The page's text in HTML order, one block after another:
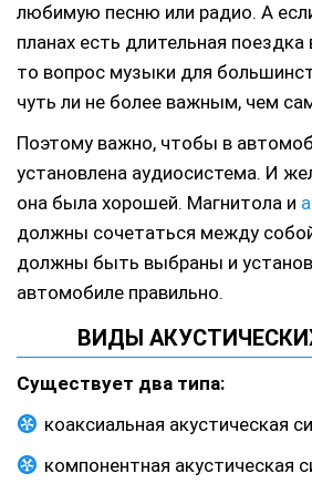
любимую песню или радио. А
планах есть длительная
то вопрос музыки для
чуть ли не более важным, чем
Поэтому важно, чтобы в
установлена аудиосистема. И
она была хорошей. Магнитола и
должны сочетаться между
должны быть выбраны и
автомобиле правильно.
ВИДЫ
Существует два типа:
коаксиальная акустическая
компонентная акустическая